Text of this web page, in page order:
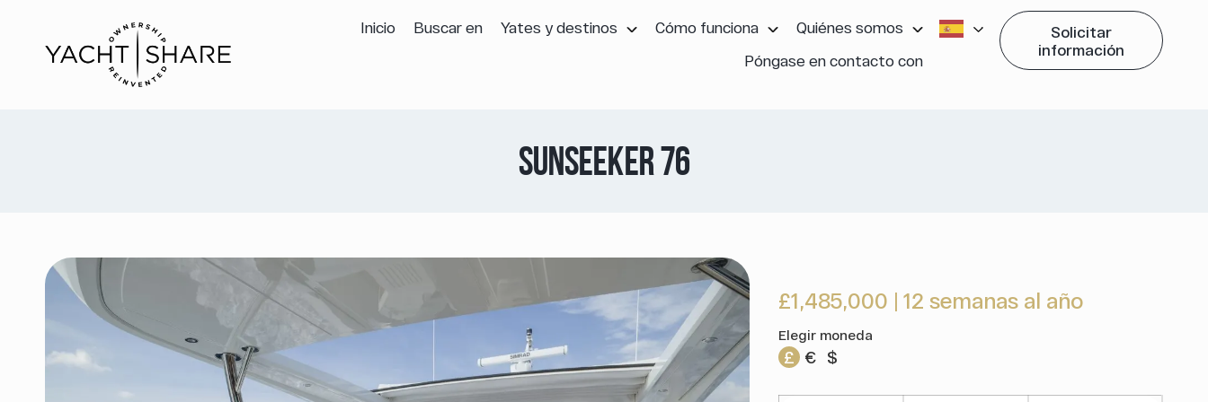
Inicio Buscar en Yates y destinos Cómo funciona
Quiénes somos
Póngase en contacto con
Solicitar
información
SUNSEEKER 76
£1,485,000 | 12 semanas al año
Elegir moneda
£ € $